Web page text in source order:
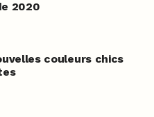
2020
couleurs chics